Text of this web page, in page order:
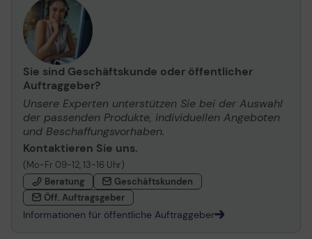
Sie sind Geschäftskunde oder öffentlicher
Auftraggeber?
Unsere Experten unterstützen Sie bei der Auswahl
der passenden Produkte, individuellen Angeboten
und Beschaffungsvorhaben.
Kontaktieren Sie uns.
(Mo-Fr 09-12, 13-16 Uhr)
Beratung
Geschäftskunden
Öff. Auftragsgeber
Informationen für öffentliche Auftraggeber